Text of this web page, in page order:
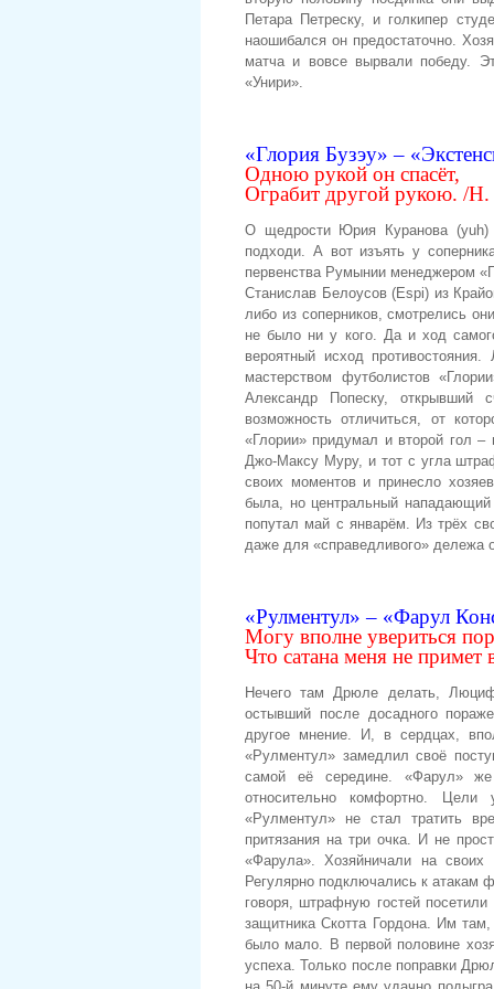
Петара Петреску, и голкипер
наошибался он предостаточно.
матча и вовсе вырвали победу.
«Унири».
«Глория Бузэу» –
Одною рукой он спасёт,
Ограбит другой рукою. /Н.
О щедрости Юрия Куранова (yuh)
подходи. А вот изъять у
первенства Румынии менеджером
Станислав Белоусов (Espi) из
либо из соперников, смотрелись
не было ни у кого. Да и ход
вероятный исход
мастерством футболистов
Александр Попеску,
возможность отличиться, от
«Глории» придумал и второй гол
Джо-Максу Муру, и тот с угла
своих моментов и принесло
была, но центральный
попутал май с январём. Из трёх
даже для «справедливого» дележа
«Рулментул» – «Фарул
Могу вполне увериться
Что сатана меня не примет
Нечего там Дрюле делать,
остывший после досадного
другое мнение. И, в сердцах,
«Рулментул» замедлил своё
самой её середине. «Фарул»
относительно комфортно.
«Рулментул» не стал тратить
притязания на три очка. И не
«Фарула». Хозяйничали на
Регулярно подключались к атакам
говоря, штрафную гостей
защитника Скотта Гордона. Им
было мало. В первой половине
успеха. Только после поправки